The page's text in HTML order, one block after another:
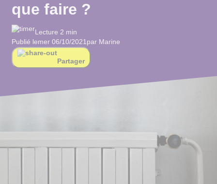
que faire ?
Lecture 2 min
Publié lemer 06/10/2021 par Marine
Partager